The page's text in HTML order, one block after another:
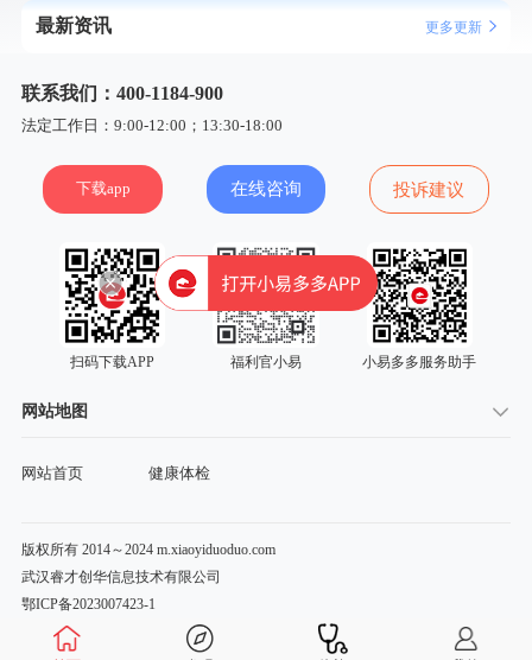
最新资讯 更多更新
联系我们：400-1184-900
法定工作日：9:00-12:00；13:30-18:00
下载app 在线咨询 投诉建议
扫码下载APP 福利官小易 小易多多服务助手
网站地图
网站首页 健康体检
版权所有 2014～2024 m.xiaoyiduoduo.com
武汉睿才创华信息技术有限公司
鄂ICP备2023007423-1